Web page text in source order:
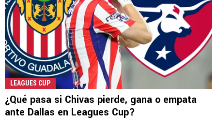
LEAGUES CUP
¿Qué pasa si Chivas pierde, gana o empata
ante Dallas en Leagues Cup?